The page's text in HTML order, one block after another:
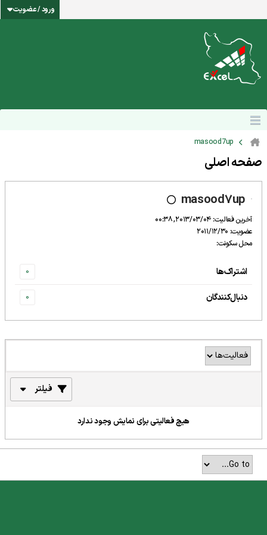
ورود / عضویت
masood7up
صفحه اصلی
masood7up
آخرین فعالیت: 2013/03/04, 00:38
عضویت: 2011/12/30
محل سکونت:
اشتراک‌ها 0
دنبال‌کنندگان 0
فیلتر
هیچ فعالیتی برای نمایش وجود ندارد